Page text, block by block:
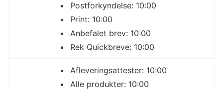
Postforkyndelse: 10:00
Print: 10:00
Anbefalet brev: 10:00
Rek Quickbreve: 10:00
Afleveringsattester: 10:00
Alle produkter: 10:00